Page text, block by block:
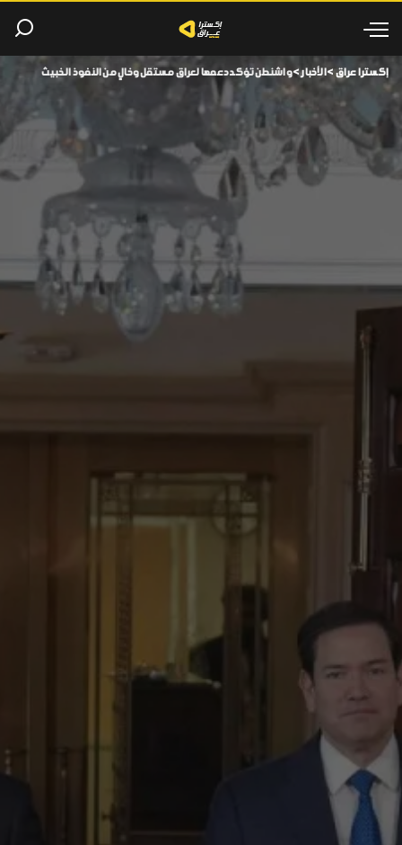
إكسترا عراق >الأخبار>واشنطن تؤكد دعمها لعراق مستقل وخالٍ من النفوذ الخبيث